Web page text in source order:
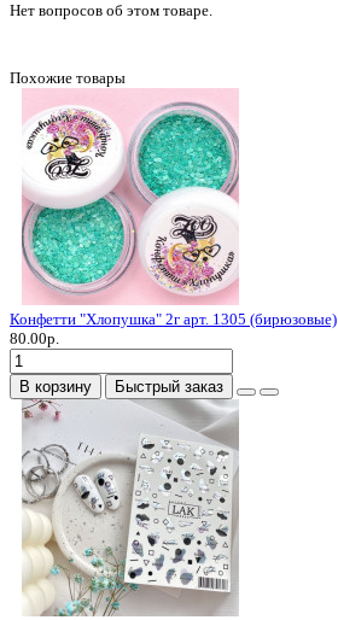
Нет вопросов об этом товаре.
Похожие товары
Конфетти "Хлопушка" 2г арт. 1305 (бирюзовые)
80.00р.
В корзину Быстрый заказ